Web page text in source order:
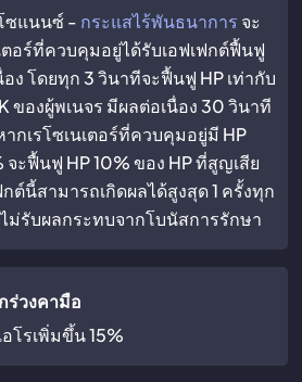
ซแนนซ์ - กระแสไร้พันธนาการ จะ
ตอร์ที่ควบคุมอยู่ได้รับเอฟเฟกต์ฟื้นฟู
อง โดยทุก 3 วินาทีจะฟื้นฟู HP เท่ากับ
ของผู้พเนจร มีผลต่อเนื่อง 30 วินาที
กเรโซเนเตอร์ที่ควบคุมอยู่มี HP
จะฟื้นฟู HP 10% ของ HP ที่สูญเสีย
ต์นี้สามารถเกิดผลได้สูงสุด 1 ครั้งทุก
ม่รับผลกระทบจากโบนัสการรักษา
ร่วงคามือ
โรเพิ่มขึ้น 15%